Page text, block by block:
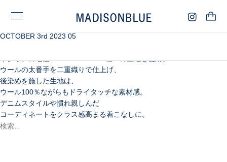
OCTOBER 3rd 2023 05
さっと羽織るだけで様になる接結のトレンチコート⁬は、
ウールの太番手を二重織りで仕上げ、
後染めを施した生地は、
ウール100％ながらもドライタッチな素材感。
デニムスタイルや慣れ親しんだ
コーディネートをクラス感高まる着こなしに。
検